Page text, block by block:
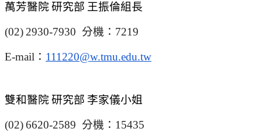
萬芳醫院 研究部 王振倫組長
(02) 2930-7930 分機： 7219
E-mail ： 111220@w.tmu.edu.tw
雙和醫院 研究部 李家儀小姐
(02)6620-2589 分機： 15435